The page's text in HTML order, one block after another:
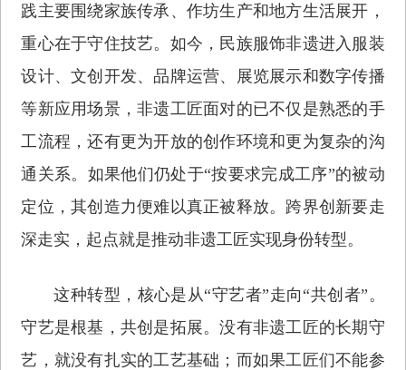
践主要围绕家族传承、作坊生产和地方生活展开，
重心在于守住技艺。如今，民族服饰非遗进入服装
设计、文创开发、品牌运营、展览展示和数字传播
等新应用场景，非遗工匠面对的已不仅是熟悉的手
工流程，还有更为开放的创作环境和更为复杂的沟
通关系。如果他们仍处于“按要求完成工序”的被动
定位，其创造力便难以真正被释放。跨界创新要走
深走实，起点就是推动非遗工匠实现身份转型。
这种转型，核心是从“守艺者”走向“共创者”。
守艺是根基，共创是拓展。没有非遗工匠的长期守
艺，就没有扎实的工艺基础；而如果工匠们不能参